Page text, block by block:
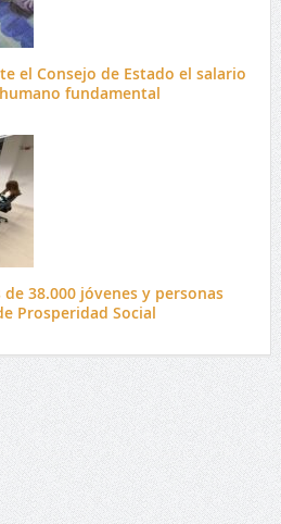
el Consejo de Estado el salario
fundamental
38.000 jóvenes y personas
Prosperidad Social